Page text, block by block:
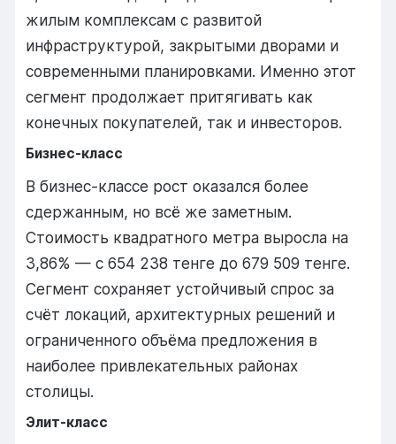
жилым комплексам с развитой
инфраструктурой, закрытыми дворами и
современными планировками. Именно этот
сегмент продолжает притягивать как
конечных покупателей, так и инвесторов.
Бизнес-класс
В бизнес-классе рост оказался более
сдержанным, но всё же заметным.
Стоимость квадратного метра выросла на
3,86% — с 654 238 тенге до 679 509 тенге.
Сегмент сохраняет устойчивый спрос за
счёт локаций, архитектурных решений и
ограниченного объёма предложения в
наиболее привлекательных районах
столицы.
Элит-класс